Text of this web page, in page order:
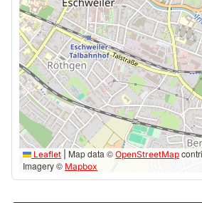
Leaflet Map data © OpenStreetMap
Imagery © Mapbox